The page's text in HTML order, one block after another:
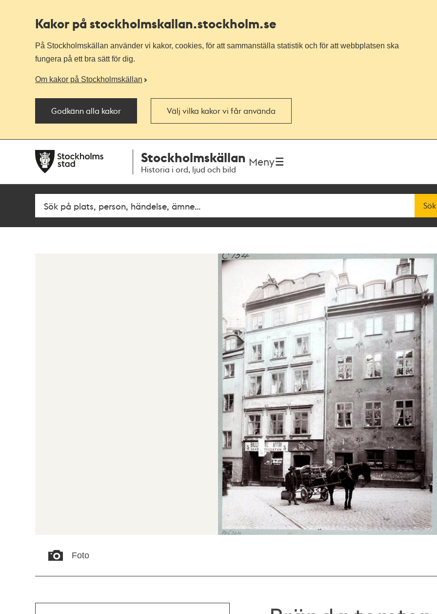
Kakor på stockholmskallan.stockholm.se
På Stockholmskällan använder vi kakor, cookies, för att sammanställa statistik och för att webbplatsen ska
fungera på ett bra sätt för dig.
Om kakor på Stockholmskällan
Godkänn alla kakor Välj vilka kakor vi får använda
navigationen
huvudinnehållet
Stockholmskällan
Historia i ord, ljud och bild
Meny
Fritextsök Sök
Foto